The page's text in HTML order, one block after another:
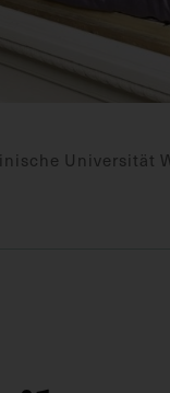
Universität